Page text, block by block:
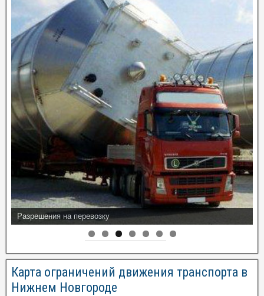
Разрешения на перевозку
Карта ограничений движения транспорта в
Нижнем Новгороде